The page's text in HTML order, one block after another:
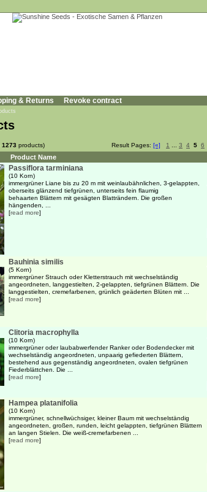
& Returns Revoke contract
1273 products) Result Pages: [«] 1 3 4 5 6
Product Name
Passiflora tarminiana
(10 Korn)
immergrüner Liane bis zu 20 m mit weinlaubähnlichen, 3-gelappten,
oberseits glänzend tiefgrünen, unterseits fein flaumig
behaarten Blättern mit gesägten Blatträndern. Die großen
hängenden, ...
[read more]
Bauhinia similis
(5 Korn)
immergrüner Strauch oder Kletterstrauch mit wechselständig
angeordneten, langgestielten, 2-gelappten, tiefgrünen Blättern. Die
langgestielten, cremefarbenen, grünlich geäderten Blüten mit ...
[read more]
Clitoria macrophylla
(10 Korn)
immergrüner oder laubabwerfender Ranker oder Bodendecker mit
wechselständig angeordneten, unpaarig gefiederten Blättern,
bestehend aus gegenständig angeordneten, ovalen tiefgrünen
Fiederblättchen. Die ...
[read more]
Hampea platanifolia
(10 Korn)
immergrüner, schnellwüchsiger, kleiner Baum mit wechselständig
angeordneten, großen, runden, leicht gelappten, tiefgrünen Blättern
an langen Stielen. Die weiß-cremefarbenen ...
[read more]